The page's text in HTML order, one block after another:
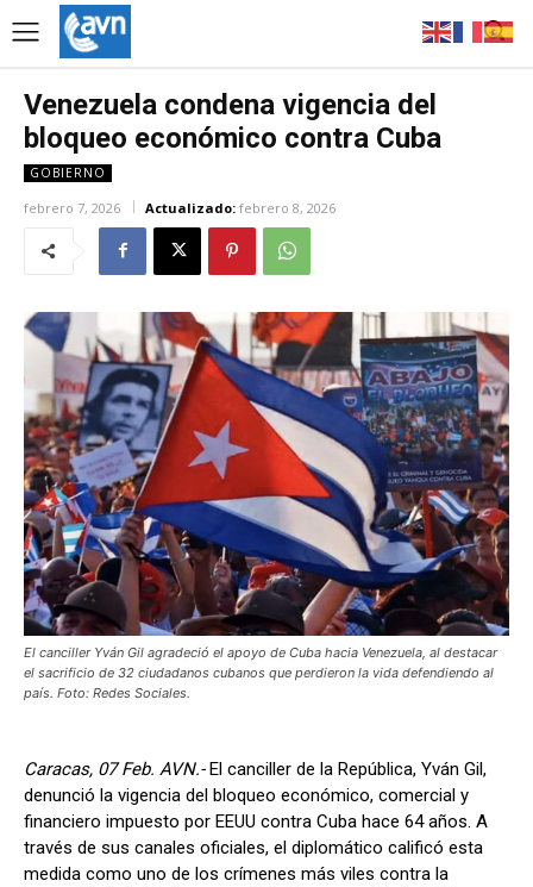
Venezuela condena vigencia del
bloqueo económico contra Cuba
GOBIERNO
febrero 7, 2026 Actualizado: febrero 8, 2026
El canciller Yván Gil agradeció el apoyo de Cuba hacia Venezuela, al destacar
el sacrificio de 32 ciudadanos cubanos que perdieron la vida defendiendo al
país. Foto: Redes Sociales.
Caracas, 07 Feb. AVN.-El canciller de la República, Yván Gil,
denunció la vigencia del bloqueo económico, comercial y
financiero impuesto por EEUU contra Cuba hace 64 años. A
través de sus canales oficiales, el diplomático calificó esta
medida como uno de los crímenes más viles contra la